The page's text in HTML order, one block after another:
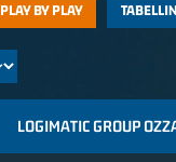
PLAY BY PLAY
LOGIMATIC GROUP